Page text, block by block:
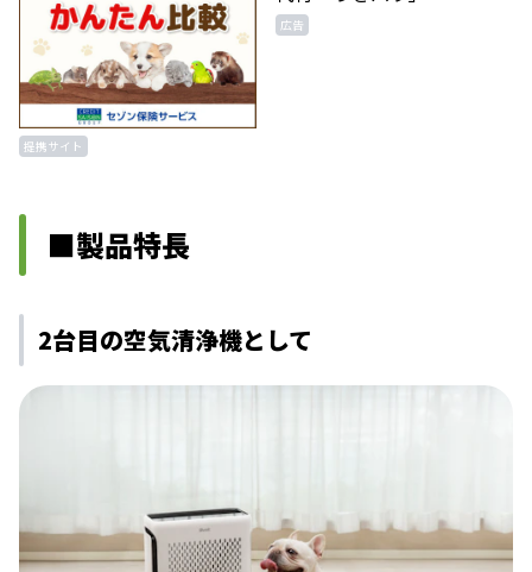
提携サイト
広告
■製品特長
2台⽬の空気清浄機として